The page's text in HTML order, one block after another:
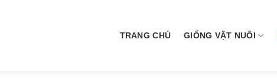
TRANG CHỦ GIỐNG VẬT NUÔI